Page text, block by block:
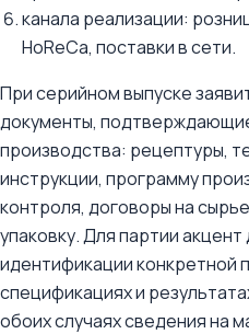
канала реализации:
HoReCa, поставки в сети.
При серийном выпуске
документы,
производства: рецептуры,
инструкции, программу
контроля, договоры на
упаковку. Для партии
идентификации конкретной
спецификациях и
обоих случаях сведения на